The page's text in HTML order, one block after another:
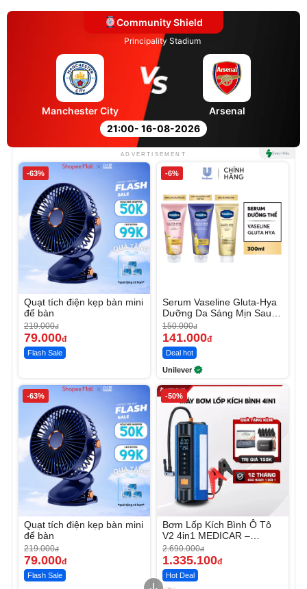
Community Shield
Principality Stadium
21:00- 16-08-2026
Manchester City Arsenal
ADVERTISEMENT
-63%
Quạt tích điện kẹp bàn mini
để bàn
219.000đ
79.000đ
Flash Sale
-6%
Serum Vaseline Gluta-Hya
Dưỡng Da Sáng Mịn Sau 7
Ngày
150.000đ
141.000đ
Deal hot
Unilever
-63%
Quạt tích điện kẹp bàn mini
để bàn
219.000đ
79.000đ
Flash Sale
-50%
Bơm Lốp Kích Bình Ô Tô
V2 4in1 MEDICAR –
12.000mAh
2.690.000đ
1.335.100đ
Hot Deal